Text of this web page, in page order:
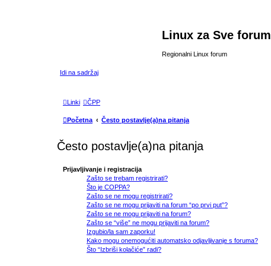
Linux za Sve forum
Regionalni Linux forum
Idi na sadržaj
Linki ČPP
Početna Često postavlje(a)na pitanja
Često postavlje(a)na pitanja
Prijavljivanje i registracija
Zašto se trebam registrirati?
Što je COPPA?
Zašto se ne mogu registrirati?
Zašto se ne mogu prijaviti na forum “po prvi put”?
Zašto se ne mogu prijaviti na forum?
Zašto se “više” ne mogu prijaviti na forum?
Izgubio/la sam zaporku!
Kako mogu onemogućiti automatsko odjavljivanje s foruma?
Što “Izbriši kolačiće” radi?